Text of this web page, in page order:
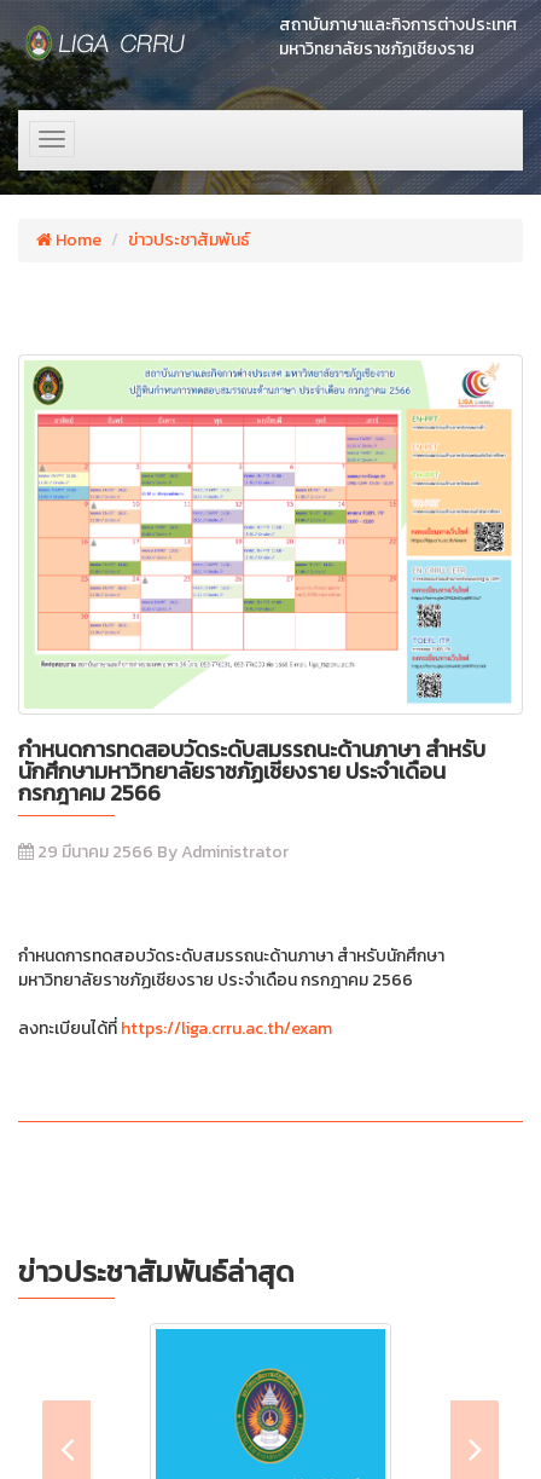
สถาบันภาษาและกิจการต่างประเทศ
มหาวิทยาลัยราชภัฏเชียงราย
Toggle
navigation
Home ข่าวประชาสัมพันธ์
กำหนดการทดสอบวัดระดับสมรรถนะด้านภาษา สำหรับ
นักศึกษามหาวิทยาลัยราชภัฏเชียงราย ประจำเดือน
กรกฎาคม 2566
29 มีนาคม 2566 By Administrator
กำหนดการทดสอบวัดระดับสมรรถนะด้านภาษา สำหรับนักศึกษา
มหาวิทยาลัยราชภัฏเชียงราย ประจำเดือน กรกฎาคม 2566
ลงทะเบียนได้ที่https://liga.crru.ac.th/exam
ข่าวประชาสัมพันธ์ล่าสุด